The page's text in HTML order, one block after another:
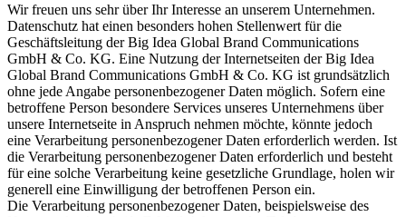
Wir freuen uns sehr über Ihr Interesse an unserem Unternehmen.
Datenschutz hat einen besonders hohen Stellenwert für die
Geschäftsleitung der Big Idea Global Brand Communications
GmbH & Co. KG. Eine Nutzung der Internetseiten der Big Idea
Global Brand Communications GmbH & Co. KG ist grundsätzlich
ohne jede Angabe personenbezogener Daten möglich. Sofern eine
betroffene Person besondere Services unseres Unternehmens über
unsere Internetseite in Anspruch nehmen möchte, könnte jedoch
eine Verarbeitung personenbezogener Daten erforderlich werden. Ist
die Verarbeitung personenbezogener Daten erforderlich und besteht
für eine solche Verarbeitung keine gesetzliche Grundlage, holen wir
generell eine Einwilligung der betroffenen Person ein.
Die Verarbeitung personenbezogener Daten, beispielsweise des